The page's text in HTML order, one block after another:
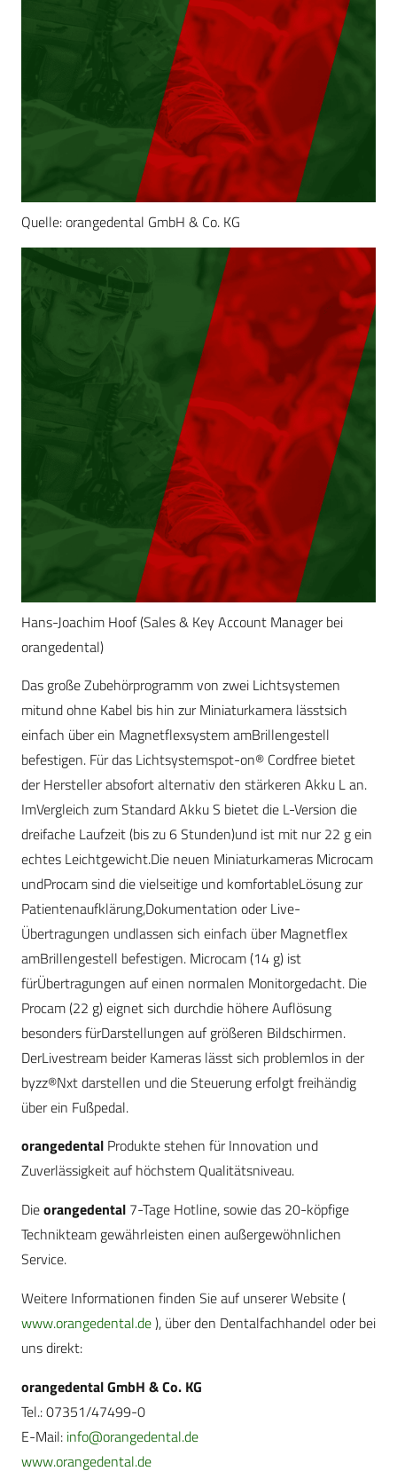
Quelle: orangedental GmbH & Co. KG
Hans-Joachim Hoof (Sales & Key Account Manager bei
orangedental)
Das große Zubehörprogramm von zwei Lichtsystemen
mitund ohne Kabel bis hin zur Miniaturkamera lässtsich
einfach über ein Magnetflexsystem amBrillengestell
befestigen. Für das Lichtsystemspot-on® Cordfree bietet
der Hersteller absofort alternativ den stärkeren Akku L an.
ImVergleich zum Standard Akku S bietet die L-Version die
dreifache Laufzeit (bis zu 6 Stunden)und ist mit nur 22 g ein
echtes Leichtgewicht.Die neuen Miniaturkameras Microcam
undProcam sind die vielseitige und komfortableLösung zur
Patientenaufklärung,Dokumentation oder Live-
Übertragungen undlassen sich einfach über Magnetflex
amBrillengestell befestigen. Microcam (14 g) ist
fürÜbertragungen auf einen normalen Monitorgedacht. Die
Procam (22 g) eignet sich durchdie höhere Auflösung
besonders fürDarstellungen auf größeren Bildschirmen.
DerLivestream beider Kameras lässt sich problemlos in der
byzz®Nxt darstellen und die Steuerung erfolgt freihändig
über ein Fußpedal.
orangedental Produkte stehen für Innovation und
Zuverlässigkeit auf höchstem Qualitätsniveau.
Dieorangedental 7-Tage Hotline, sowie das 20-köpfige
Technikteam gewährleisten einen außergewöhnlichen
Service.
Weitere Informationen finden Sie auf unserer Website (
www.orangedental.de), über den Dentalfachhandel oder bei
uns direkt:
orangedental GmbH & Co. KG
Tel.: 07351/47499-0
E-Mail: info@orangedental.de
www.orangedental.de